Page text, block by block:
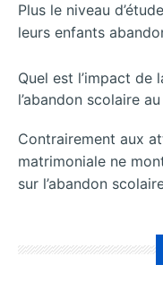
Plus le niveau
leurs enfants
Quel est l’impact de
l’abandon scolaire
Contrairement aux
matrimoniale ne
sur l’abandon